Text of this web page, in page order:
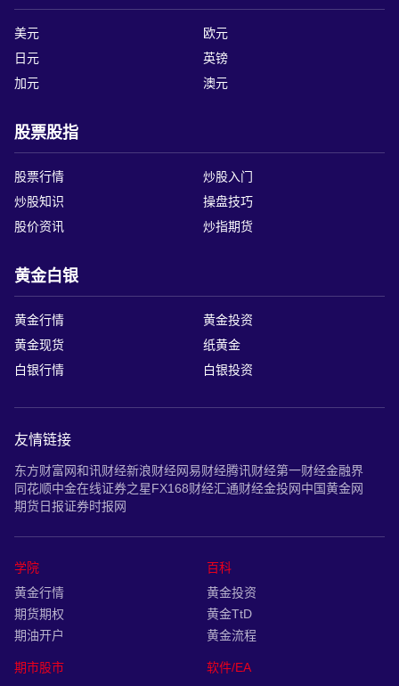
美元
欧元
日元
英镑
加元
澳元
股票股指
股票行情
炒股入门
炒股知识
操盘技巧
股价资讯
炒指期货
黄金白银
黄金行情
黄金投资
黄金现货
纸黄金
白银行情
白银投资
友情链接
东方财富网和讯财经新浪财经网易财经腾讯财经第一财经金融界
同花顺中金在线证券之星FX168财经汇通财经金投网中国黄金网
期货日报证券时报网
学院
黄金行情
期货期权
期油开户
百科
黄金投资
黄金TtD
黄金流程
期市股市
软件/EA